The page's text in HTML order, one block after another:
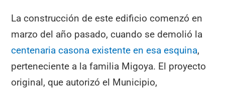
La construcción de este edificio comenzó en
marzo del año pasado, cuando se demolió la
centenaria casona existente en esa esquina,
perteneciente a la familia Migoya. El proyecto
original, que autorizó el Municipio,